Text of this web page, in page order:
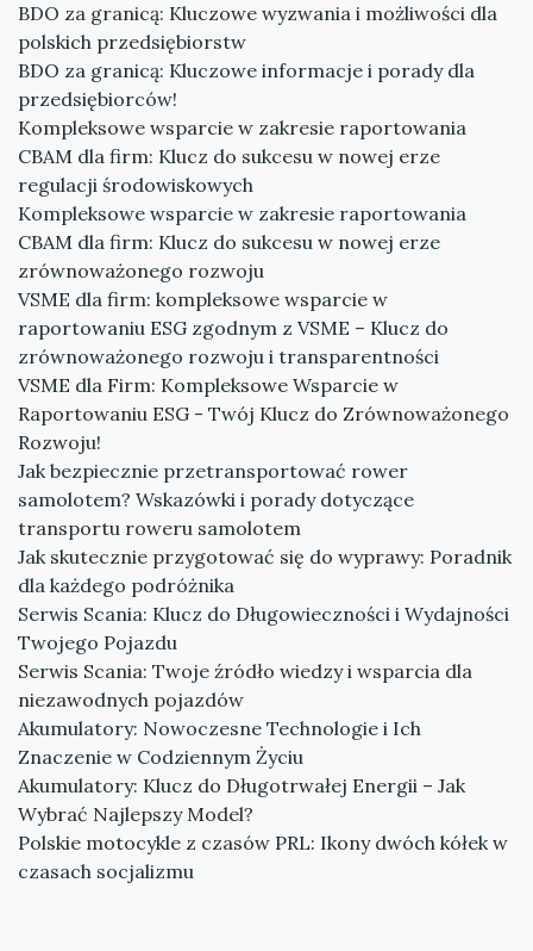
BDO za granicą: Kluczowe wyzwania i możliwości dla
polskich przedsiębiorstw
BDO za granicą: Kluczowe informacje i porady dla
przedsiębiorców!
Kompleksowe wsparcie w zakresie raportowania
CBAM dla firm: Klucz do sukcesu w nowej erze
regulacji środowiskowych
Kompleksowe wsparcie w zakresie raportowania
CBAM dla firm: Klucz do sukcesu w nowej erze
zrównoważonego rozwoju
VSME dla firm: kompleksowe wsparcie w
raportowaniu ESG zgodnym z VSME – Klucz do
zrównoważonego rozwoju i transparentności
VSME dla Firm: Kompleksowe Wsparcie w
Raportowaniu ESG - Twój Klucz do Zrównoważonego
Rozwoju!
Jak bezpiecznie przetransportować rower
samolotem? Wskazówki i porady dotyczące
transportu roweru samolotem
Jak skutecznie przygotować się do wyprawy: Poradnik
dla każdego podróżnika
Serwis Scania: Klucz do Długowieczności i Wydajności
Twojego Pojazdu
Serwis Scania: Twoje źródło wiedzy i wsparcia dla
niezawodnych pojazdów
Akumulatory: Nowoczesne Technologie i Ich
Znaczenie w Codziennym Życiu
Akumulatory: Klucz do Długotrwałej Energii – Jak
Wybrać Najlepszy Model?
Polskie motocykle z czasów PRL: Ikony dwóch kółek w
czasach socjalizmu